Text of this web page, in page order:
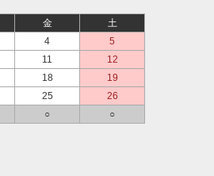
金
土
4
5
11
12
18
19
25
26
○ ○